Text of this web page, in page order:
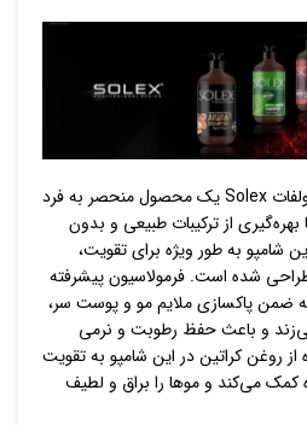
شامپو روغن کراتین بدون سولفات Solex یک محصول منحصر به فرد
از ترکیبات طبیعی و بدون
به طور ویژه برای تقویت،
شده است. فرمولاسیون پیشرفته
ضمن پاکسازی ملایم مو و پوست سر،
و باعث حفظ رطوبت و نرمی
روغن کراتین در این شامپو به تقویت
کمک می‌کند و موها را براق و لطیف